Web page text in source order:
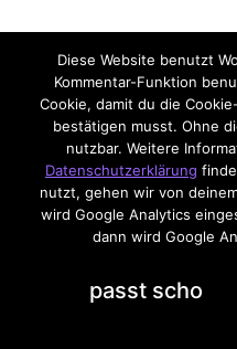
Impressum
Datenschutzerklärung
Diese Website benutzt
Kommentar-Funktion
Cookie, damit du die
bestätigen musst. Ohne
nutzbar. Weitere
Datenschutzerklärung
nutzt, gehen wir von
wird Google Analytics
dann wird Google
passt scho